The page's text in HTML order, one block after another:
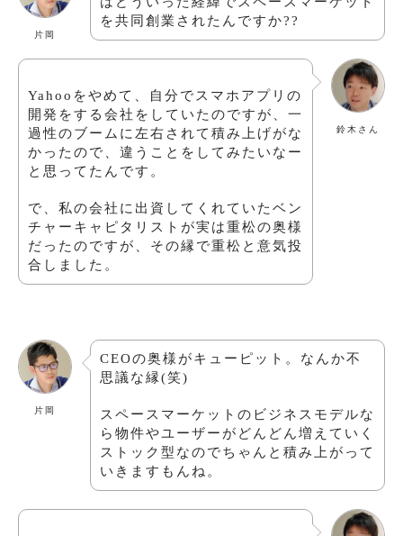
片岡
を共同創業されたんですか??
鈴木さん
Yahooをやめて、自分でスマホアプリの
開発をする会社をしていたのですが、一
過性のブームに左右されて積み上げがな
かったので、違うことをしてみたいなー
と思ってたんです。
で、私の会社に出資してくれていたベン
チャーキャピタリストが実は重松の奥様
だったのですが、その縁で重松と意気投
合しました。
片岡
CEOの奥様がキューピット。なんか不
思議な縁(笑)
スペースマーケットのビジネスモデルな
ら物件やユーザーがどんどん増えていく
ストック型なのでちゃんと積み上がって
いきますもんね。